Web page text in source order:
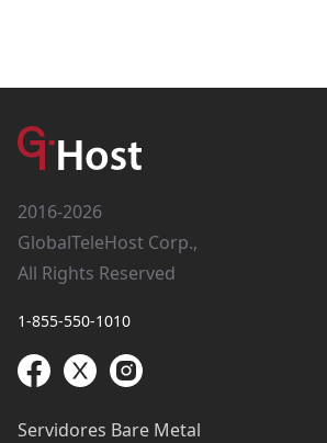
2016-2026
GlobalTeleHost Corp.,
All Rights Reserved
1-855-550-1010
Servidores Bare Metal